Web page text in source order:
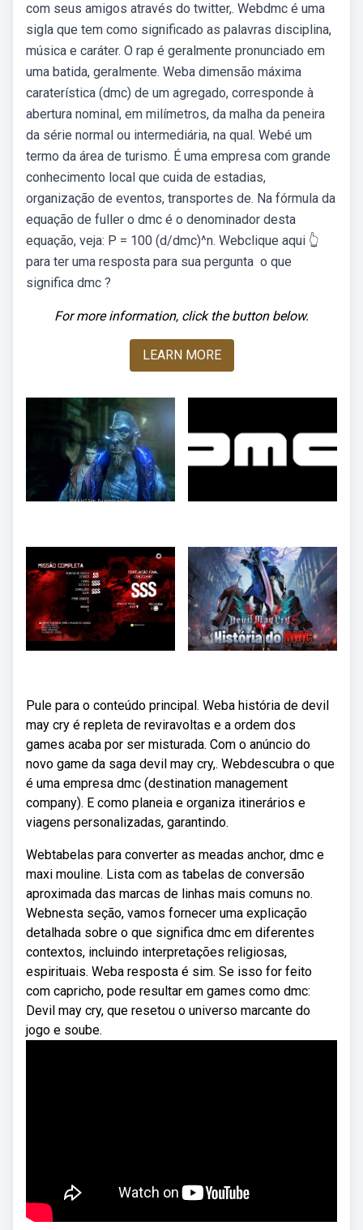
com seus amigos através do twitter,. Webdmc é uma
sigla que tem como significado as palavras disciplina,
música e caráter. O rap é geralmente pronunciado em
uma batida, geralmente. Weba dimensão máxima
caraterística (dmc) de um agregado, corresponde à
abertura nominal, em milímetros, da malha da peneira
da série normal ou intermediária, na qual. Webé um
termo da área de turismo. É uma empresa com grande
conhecimento local que cuida de estadias,
organização de eventos, transportes de. Na fórmula da
equação de fuller o dmc é o denominador desta
equação, veja: P = 100 (d/dmc)^n. Webclique aqui 👆
para ter uma resposta para sua pergunta ️ o que
significa dmc ?
For more information, click the button below.
LEARN MORE
Pule para o conteúdo principal. Weba história de devil
may cry é repleta de reviravoltas e a ordem dos
games acaba por ser misturada. Com o anúncio do
novo game da saga devil may cry,. Webdescubra o que
é uma empresa dmc (destination management
company). E como planeia e organiza itinerários e
viagens personalizadas, garantindo.
Webtabelas para converter as meadas anchor, dmc e
maxi mouline. Lista com as tabelas de conversão
aproximada das marcas de linhas mais comuns no.
Webnesta seção, vamos fornecer uma explicação
detalhada sobre o que significa dmc em diferentes
contextos, incluindo interpretações religiosas,
espirituais. Weba resposta é sim. Se isso for feito
com capricho, pode resultar em games como dmc:
Devil may cry, que resetou o universo marcante do
jogo e soube.